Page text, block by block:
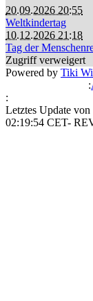
20.09.2026 20:55
Weltkindertag
10.12.2026 21:18
Tag der
Zugriff verweigert
Powered by Tiki
:
:
Letztes Update
02:19:54 CET-